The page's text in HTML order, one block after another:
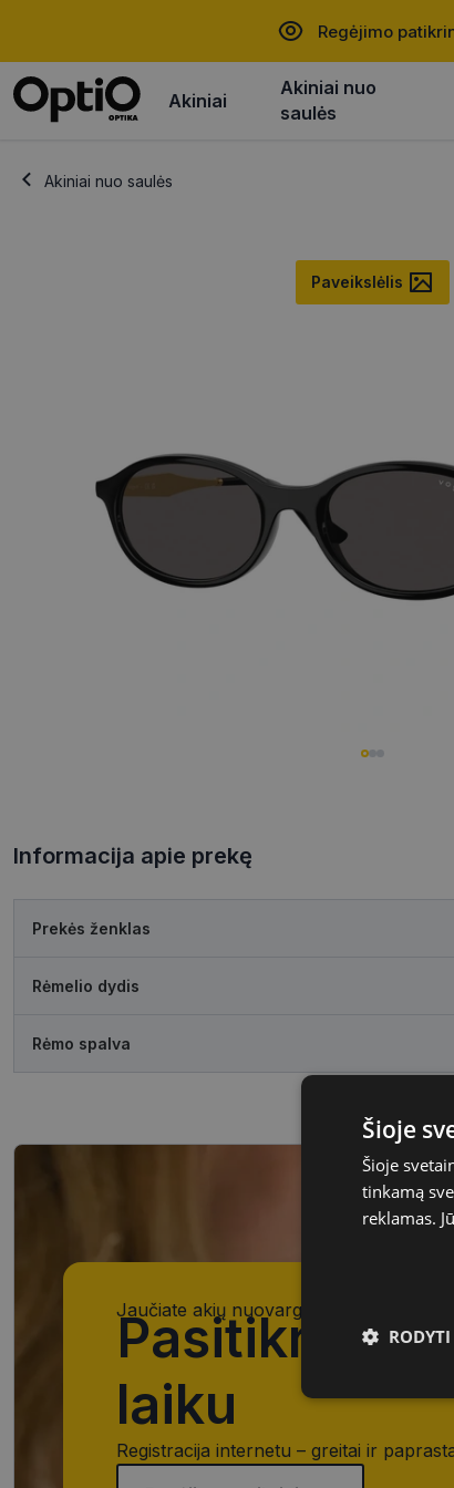
Regėjimo
Akiniai
Akiniai nuo
saulės
Akiniai nuo saulės
Paveikslėlis
Informacija apie prekę
Prekės ženklas
Rėmelio dydis
Rėmo spalva
Jaučiate akių nuovargį, įtampą ar
Pasitikrinkite
laiku
Registracija internetu – greitai ir
Šioje
Šioje
tinkamą
reklamas.